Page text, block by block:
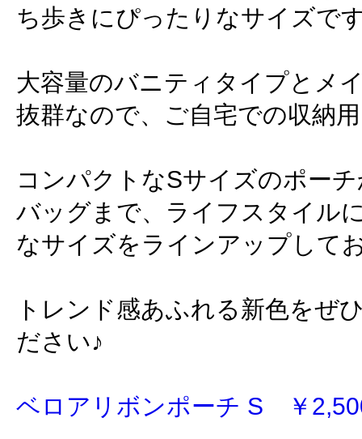
ち歩きにぴったりなサイズで
大容量のバニティタイプとメ
抜群なので、ご自宅での収納
コンパクトなSサイズのポー
バッグまで、ライフスタイル
なサイズをラインアップして
トレンド感あふれる新色をぜ
ださい♪
ベロアリボンポーチ S ￥